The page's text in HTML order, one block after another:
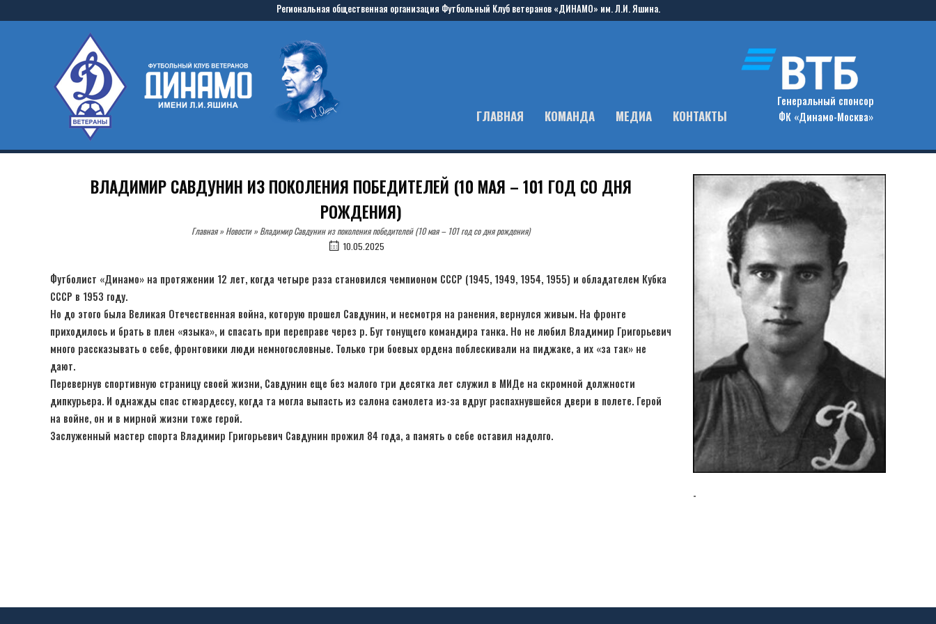
to
Региональная общественная организация Футбольный Клуб ветеранов «ДИНАМО» им. Л.И. Яшина.
ГЛАВНАЯ КОМАНДА МЕДИА КОНТАКТЫ
Генеральный спонсор
ФК «Динамо-Москва»
ВЛАДИМИР САВДУНИН ИЗ ПОКОЛЕНИЯ ПОБЕДИТЕЛЕЙ (10 МАЯ – 101 ГОД СО ДНЯ
РОЖДЕНИЯ)
Главная» Новости» Владимир Савдунин из поколения победителей (10 мая – 101 год со дня рождения)
10.05.2025
Футболист «Динамо» на протяжении 12 лет, когда четыре раза становился чемпионом СССР (1945, 1949, 1954, 1955) и обладателем Кубка
СССР в 1953 году.
Но до этого была Великая Отечественная война, которую прошел Савдунин, и несмотря на ранения, вернулся живым. На фронте
приходилось и брать в плен «языка», и спасать при переправе через р. Буг тонущего командира танка. Но не любил Владимир Григорьевич
много рассказывать о себе, фронтовики люди немногословные. Только три боевых ордена поблескивали на пиджаке, а их «за так» не
дают.
Перевернув спортивную страницу своей жизни, Савдунин еще без малого три десятка лет служил в МИДе на скромной должности
дипкурьера. И однажды спас стюардессу, когда та могла выпасть из салона самолета из-за вдруг распахнувшейся двери в полете. Герой
на войне, он и в мирной жизни тоже герой.
Заслуженный мастер спорта Владимир Григорьевич Савдунин прожил 84 года, а память о себе оставил надолго.
-